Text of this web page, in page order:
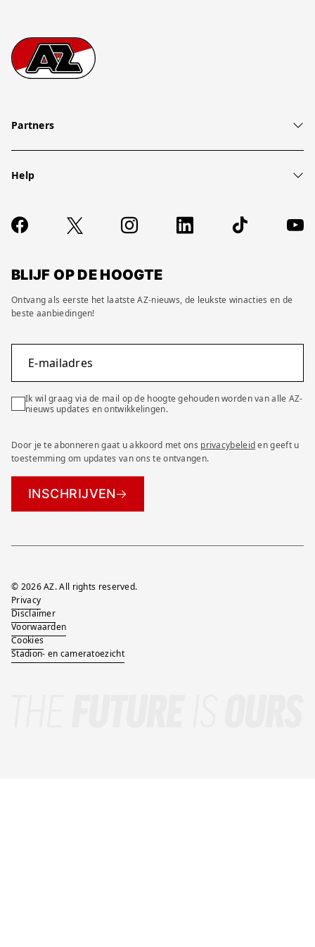
Footer
Ga naar onze homepage
Partners
Help
Contact
FAQ
Socials
https://www.facebook.com/AZAlkmaar
X Instagram LinkedIn TikTok
BLIJF OP DE HOOGTE
Ontvang als eerste het laatste AZ-nieuws, de leukste winacties en de
beste aanbiedingen!
E-mailadres
Ik wil graag via de mail op de hoogte gehouden worden van alle AZ-
nieuws updates en ontwikkelingen.
Door je te abonneren gaat u akkoord met ons privacybeleiden geeft u
toestemming om updates van ons te ontvangen.
INSCHRIJVEN
Overig
© 2026 AZ. All rights reserved.
Privacy
Disclaimer
Voorwaarden
Cookies
Stadion- en cameratoezicht